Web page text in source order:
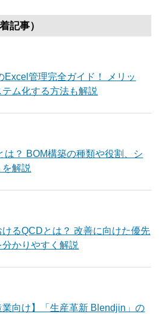
記事）
Excel管理完全ガイド！ メリッ
ム化する方法も解説
は？ BOM構築の種類や役割、シ
解説
るQCDとは？ 改善に向けた優先
かりやすく解説
業向け】「生産革新 Blendjin」の